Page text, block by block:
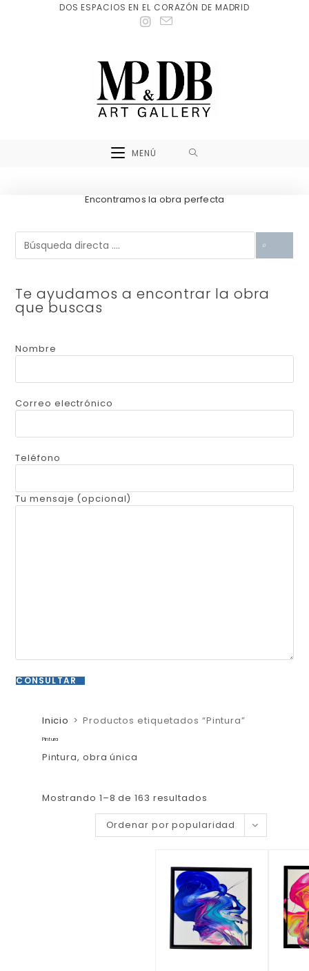
DOS ESPACIOS EN EL CORAZÓN DE MADRID
MENÚ
Inicio > Productos etiquetados “Pintura”
Pintura
Pintura, obra única
Mostrando 1–8 de 163 resultados
Ordenar por popularidad
Encontramos la obra perfecta
Te ayudamos a encontrar la obra
que buscas
Nombre
Correo electrónico
Teléfono
Tu mensaje (opcional)